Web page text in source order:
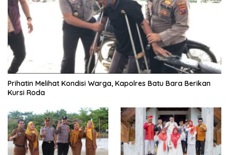
Prihatin Melihat Kondisi Warga, Kapolres Batu Bara Berikan
Kursi Roda